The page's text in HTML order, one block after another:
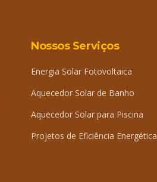
Nossos Serviços
Energia Solar Fotovoltaica
Aquecedor Solar de Banho
Aquecedor Solar para Piscina
Projetos de Eficiência Energética